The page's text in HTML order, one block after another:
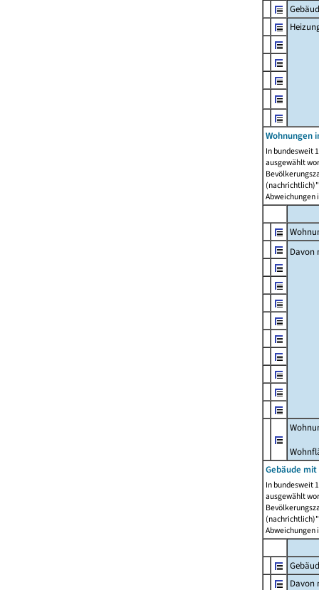
Wohnungen
In bundesweit
ausgewählt
Abweichungen
Davon
Gebäude
In bundesweit
ausgewählt
Abweichungen
Davon